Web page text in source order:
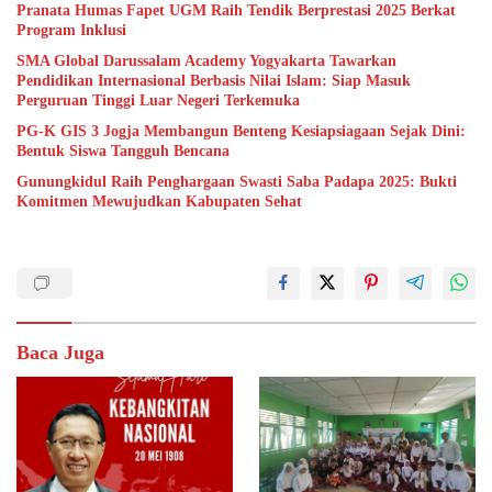
Pranata Humas Fapet UGM Raih Tendik Berprestasi 2025 Berkat
Program Inklusi
SMA Global Darussalam Academy Yogyakarta Tawarkan
Pendidikan Internasional Berbasis Nilai Islam: Siap Masuk
Perguruan Tinggi Luar Negeri Terkemuka
PG-K GIS 3 Jogja Membangun Benteng Kesiapsiagaan Sejak Dini:
Bentuk Siswa Tangguh Bencana
Gunungkidul Raih Penghargaan Swasti Saba Padapa 2025: Bukti
Komitmen Mewujudkan Kabupaten Sehat
Baca Juga